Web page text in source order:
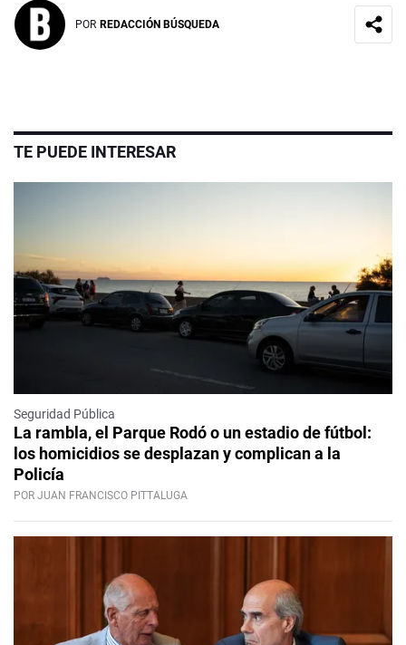
POR REDACCIÓN BÚSQUEDA
TE PUEDE INTERESAR
Seguridad Pública
La rambla, el Parque Rodó o un estadio de fútbol:
los homicidios se desplazan y complican a la
Policía
POR JUAN FRANCISCO PITTALUGA